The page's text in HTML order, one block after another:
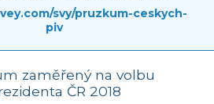
svy/pruzkum-ceskych-
piv
zaměřený na volbu
ČR 2018